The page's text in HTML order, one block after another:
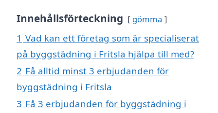
Innehållsförteckning gömma
1 Vad kan ett företag som är specialiserat
på byggstädning i Fritsla hjälpa till med?
2 Få alltid minst 3 erbjudanden för
byggstädning i Fritsla
3 Få 3 erbjudanden för byggstädning i